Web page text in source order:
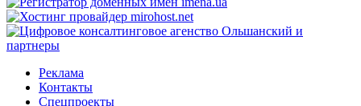
Реклама
Контакты
Спецпроекты